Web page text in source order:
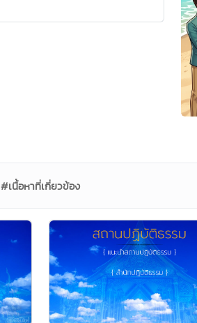
#เนื้อหาที่เกี่ยวข้อง